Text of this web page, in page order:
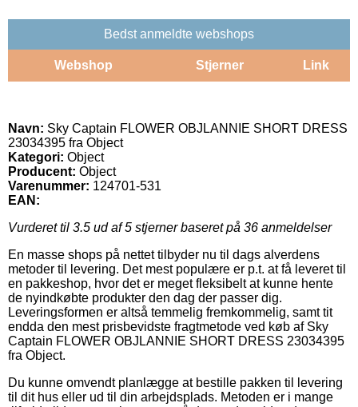
Bedst anmeldte webshops
Webshop Stjerner Link
Navn: Sky Captain FLOWER OBJLANNIE SHORT DRESS
23034395 fra Object
Kategori: Object
Producent: Object
Varenummer: 124701-531
EAN:
Vurderet til 3.5 ud af 5 stjerner baseret på 36 anmeldelser
En masse shops på nettet tilbyder nu til dags alverdens
metoder til levering. Det mest populære er p.t. at få leveret til
en pakkeshop, hvor det er meget fleksibelt at kunne hente
de nyindkøbte produkter den dag der passer dig.
Leveringsformen er altså temmelig fremkommelig, samt tit
endda den mest prisbevidste fragtmetode ved køb af Sky
Captain FLOWER OBJLANNIE SHORT DRESS 23034395
fra Object.
Du kunne omvendt planlægge at bestille pakken til levering
til dit hus eller ud til din arbejdsplads. Metoden er i mange